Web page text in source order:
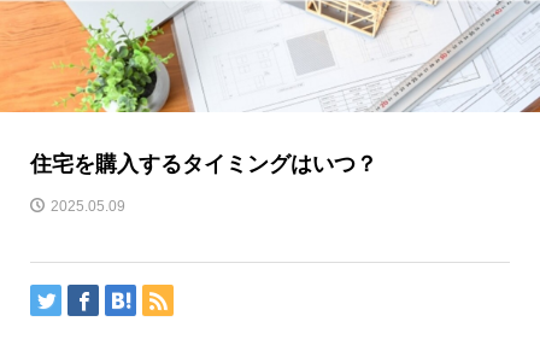
住宅を購入するタイミングはいつ？
2025.05.09